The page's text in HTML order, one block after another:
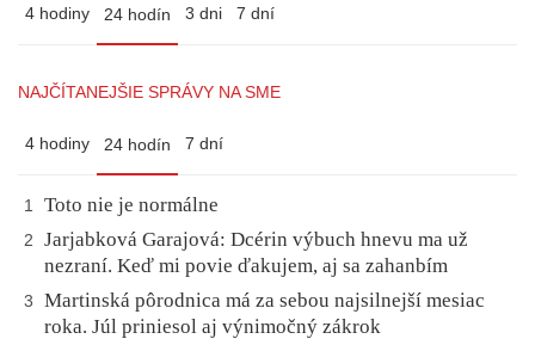
4 hodiny 24 hodín 3 dni 7 dní
NAJČÍTANEJŠIE SPRÁVY NA SME
4 hodiny 24 hodín 7 dní
1 Toto nie je normálne
2
Jarjabková Garajová: Dcérin výbuch hnevu ma už
nezraní. Keď mi povie ďakujem, aj sa zahanbím
3
Martinská pôrodnica má za sebou najsilnejší mesiac
roka. Júl priniesol aj výnimočný zákrok